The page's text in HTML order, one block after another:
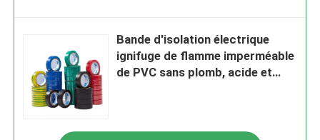
Bande d'isolation électrique
ignifuge de flamme imperméable
de PVC sans plomb, acide et